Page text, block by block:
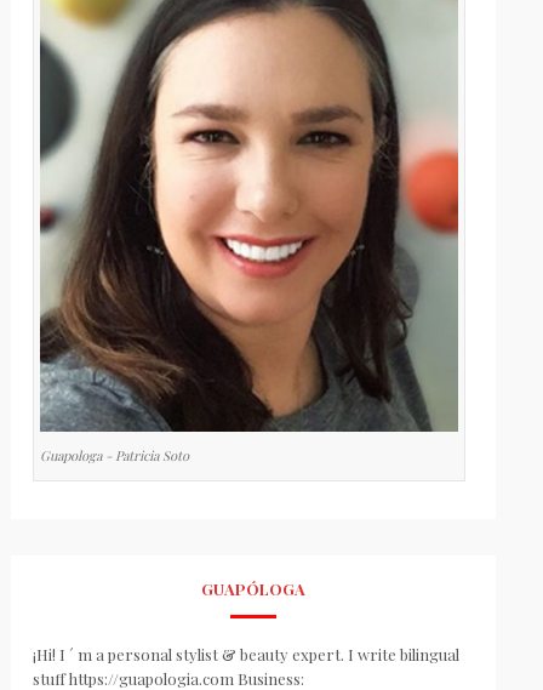
Guapologa - Patricia Soto
GUAPÓLOGA
¡Hi! I ´ m a personal stylist & beauty expert. I write bilingual
stuff https://guapologia.com Business: